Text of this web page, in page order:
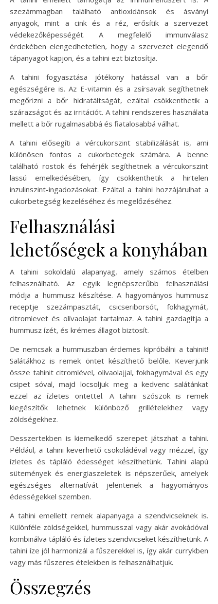
szezámmagban található antioxidánsok és ásványi
anyagok, mint a cink és a réz, erősítik a szervezet
védekezőképességét. A megfelelő immunválasz
érdekében elengedhetetlen, hogy a szervezet elegendő
tápanyagot kapjon, és a tahini ezt biztosítja.
A tahini fogyasztása jótékony hatással van a bőr
egészségére is. Az E-vitamin és a zsírsavak segíthetnek
megőrizni a bőr hidratáltságát, ezáltal csökkenthetik a
szárazságot és az irritációt. A tahini rendszeres használata
mellett a bőr rugalmasabbá és fiatalosabbá válhat.
A tahini elősegíti a vércukorszint stabilizálását is, ami
különösen fontos a cukorbetegek számára. A benne
található rostok és fehérjék segíthetnek a vércukorszint
lassú emelkedésében, így csökkenthetik a hirtelen
inzulinszint-ingadozásokat. Ezáltal a tahini hozzájárulhat a
cukorbetegség kezeléséhez és megelőzéséhez.
Felhasználási
lehetőségek a konyhában
A tahini sokoldalú alapanyag, amely számos ételben
felhasználható. Az egyik legnépszerűbb felhasználási
módja a hummusz készítése. A hagyományos hummusz
receptje szezámpasztát, csicseriborsót, fokhagymát,
citromlevet és olívaolajat tartalmaz. A tahini gazdagítja a
hummusz ízét, és krémes állagot biztosít.
De nemcsak a hummuszban érdemes kipróbálni a tahinit!
Salátákhoz is remek öntet készíthető belőle. Keverjünk
össze tahinit citromlével, olívaolajjal, fokhagymával és egy
csipet sóval, majd locsoljuk meg a kedvenc salátánkat
ezzel az ízletes öntettel. A tahini szószok is remek
kiegészítők lehetnek különböző grillételekhez vagy
zöldségekhez.
Desszertekben is kiemelkedő szerepet játszhat a tahini.
Például, a tahini keverhető csokoládéval vagy mézzel, így
ízletes és tápláló édességet készíthetünk. Tahini alapú
sütemények és energiaszeletek is népszerűek, amelyek
egészséges alternatívát jelentenek a hagyományos
édességekkel szemben.
A tahini emellett remek alapanyaga a szendvicseknek is.
Különféle zöldségekkel, hummusszal vagy akár avokádóval
kombinálva tápláló és ízletes szendvicseket készíthetünk. A
tahini íze jól harmonizál a fűszerekkel is, így akár currykben
vagy más fűszeres ételekben is felhasználhatjuk.
Összegzés